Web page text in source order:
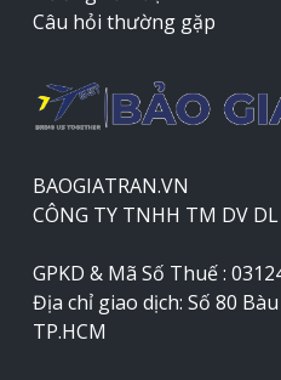
Câu hỏi thường gặp
BAOGIATRAN.VN
CÔNG TY TNHH TM DV
GPKD & Mã Số Thuế :
Địa chỉ giao dịch: Số 80
TP.HCM